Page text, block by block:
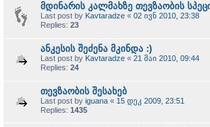
მდინარის კალმახზე თევზაობის
Last post by Kavtaradze « 02 ივნ 2010, 23:38
Replies: 23
ანკესის შეძენა მკინდა :)
Last post by Kavtaradze « 21 მაი 2010, 09:44
Replies: 24
თევზაობის შესახებ
Last post by iguana « 15 დეკ 2009, 23:51
Replies: 1435